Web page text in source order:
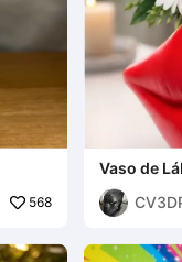
568
Vaso de